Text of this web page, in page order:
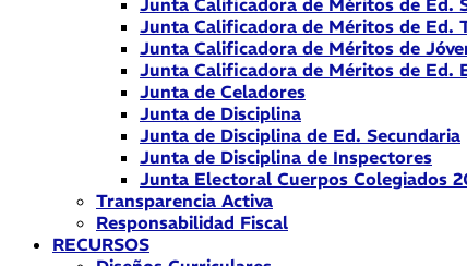
Junta Calificadora de Méritos de Ed.
Junta Calificadora de Méritos de Ed.
Junta Calificadora de Méritos de
Junta Calificadora de Méritos de Ed.
Junta de Celadores
Junta de Disciplina
Junta de Disciplina de Ed. Secundaria
Junta de Disciplina de Inspectores
Junta Electoral Cuerpos Colegiados
Transparencia Activa
Responsabilidad Fiscal
RECURSOS